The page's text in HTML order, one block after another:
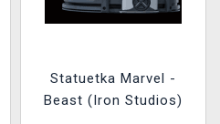
Statuetka Marvel -
Beast (Iron Studios)